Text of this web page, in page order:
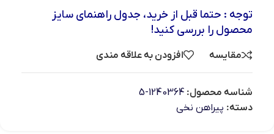
توجه : حتما قبل از خرید، جدول راهنمای سایز
محصول را بررسی کنید!
مقایسه افزودن به علاقه مندی
شناسه محصول: 1240364-5
دسته: پیراهن نخی